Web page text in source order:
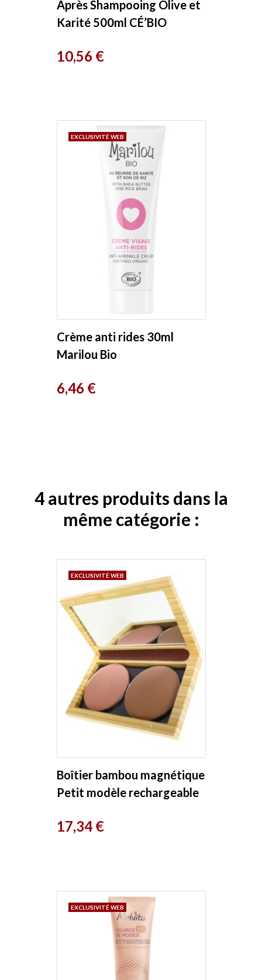
Après Shampooing Olive et
Karité 500ml CÉ’BIO
Prix
10,56 €
Crème anti rides 30ml
Marilou Bio
Prix
6,46 €
EXCLUSIVITÉ WEB
4 autres produits dans la
même catégorie :
Boîtier bambou magnétique
Petit modèle rechargeable
Prix
17,34 €
EXCLUSIVITÉ WEB
EXCLUSIVITÉ WEB